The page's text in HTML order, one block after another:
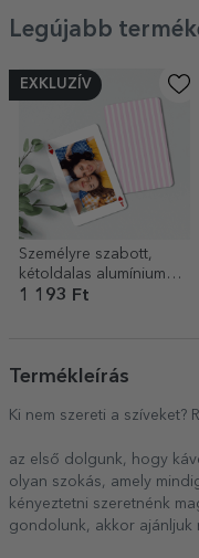
Legújabb
EXKLUZÍV
Személyre szabott,
kétoldalas alumínium
kártya fotóval és
1 193 Ft
Termékleírás
Ki nem szereti a szíveket?
az első dolgunk, hogy
olyan szokás, amely
kényeztetni szeretnénk
gondolunk, akkor ajánljuk